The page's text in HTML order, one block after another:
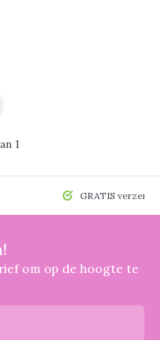
1
GRATIS
om op de hoogte te